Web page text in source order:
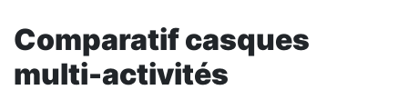
Comparatif casques
multi-activités